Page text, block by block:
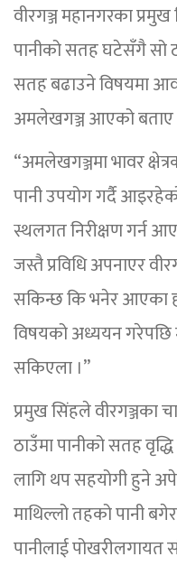
वीरगञ्ज महानगरका
पानीको सतह घटेसँगै सो
सतह बढाउने विषयमा
अमलेखगञ्ज आएको बताए
“अमलेखगञ्जमा भावर
पानी उपयोग गर्दै
स्थलगत निरीक्षण गर्न
जस्तै प्रविधि अपनाएर
सकिन्छ कि भनेर आएका
विषयको अध्ययन गरेपछि
सकिएला ।”
प्रमुख सिंहले वीरगञ्जका
ठाउँमा पानीको सतह
लागि थप सहयोगी हुने
माथिल्लो तहको पानी
पानीलाई पोखरीलगायत